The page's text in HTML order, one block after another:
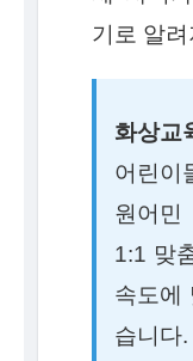
기로 알
화상교
어린
원어민
1:1 맞
속도에
습니다